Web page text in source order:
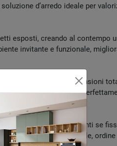
d’arredo ideale per
esposti, creando al contempo
invitante e funzionale,
in termini di dimensioni
al sistema di adattarsi
separé tra ambienti se
è aggiungere stile,